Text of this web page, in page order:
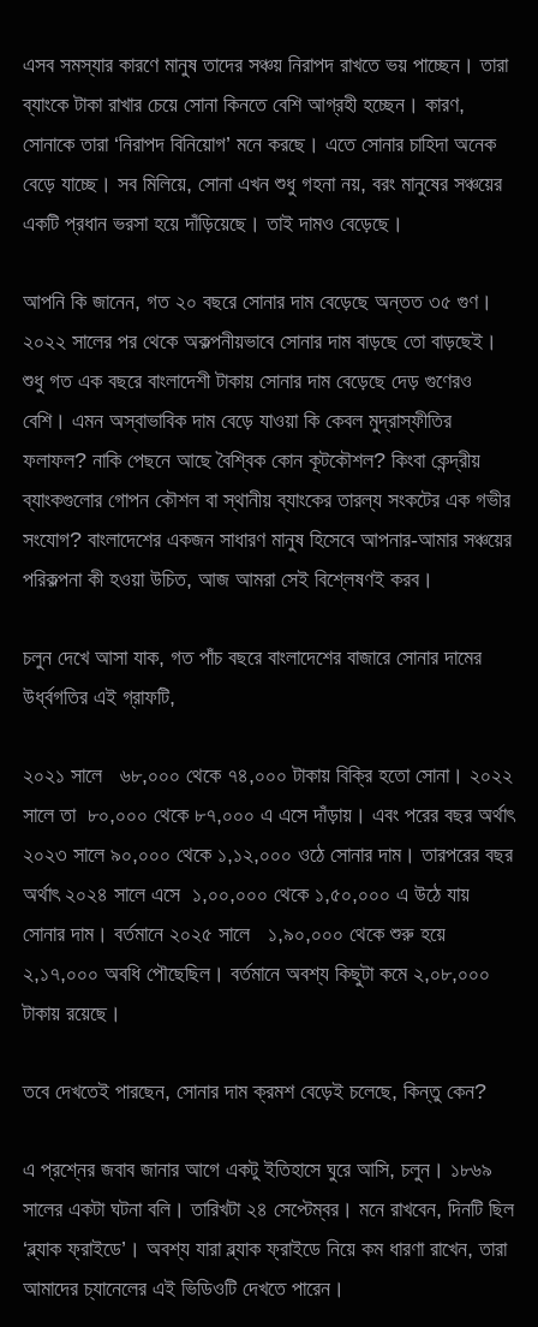
এসব সমস্যার কারণে মানুষ তাদের সঞ্চয় নিরাপদ রাখতে ভয় পাচ্ছেন। তারা
ব্যাংকে টাকা রাখার চেয়ে সোনা কিনতে বেশি আগ্রহী হচ্ছেন। কারণ,
সোনাকে তারা ‘নিরাপদ বিনিয়োগ’ মনে করছে। এতে সোনার চাহিদা অনেক
বেড়ে যাচ্ছে। সব মিলিয়ে, সোনা এখন শুধু গহনা নয়, বরং মানুষের সঞ্চয়ের
একটি প্রধান ভরসা হয়ে দাঁড়িয়েছে। তাই দামও বেড়েছে।
আপনি কি জানেন, গত ২০ বছরে সোনার দাম বেড়েছে অন্তত ৩৫ গুণ।
২০২২ সালের পর থেকে অকল্পনীয়ভাবে সোনার দাম বাড়ছে তো বাড়ছেই।
শুধু গত এক বছরে বাংলাদেশী টাকায় সোনার দাম বেড়েছে দেড় গুণেরও
বেশি। এমন অস্বাভাবিক দাম বেড়ে যাওয়া কি কেবল মুদ্রাস্ফীতির
ফলাফল? নাকি পেছনে আছে বৈশ্বিক কোন কূটকৌশল? কিংবা কেন্দ্রীয়
ব্যাংকগুলোর গোপন কৌশল বা স্থানীয় ব্যাংকের তারল্য সংকটের এক গভীর
সংযোগ? বাংলাদেশের একজন সাধারণ মানুষ হিসেবে আপনার-আমার সঞ্চয়ের
পরিকল্পনা কী হওয়া উচিত, আজ আমরা সেই বিশ্লেষণই করব।
চলুন দেখে আসা যাক, গত পাঁচ বছরে বাংলাদেশের বাজারে সোনার দামের
উর্ধ্বগতির এই গ্রাফটি,
২০২১ সালে ৬৮,০০০ থেকে ৭৪,০০০ টাকায় বিক্রি হতো সোনা। ২০২২
সালে তা ৮০,০০০ থেকে ৮৭,০০০ এ এসে দাঁড়ায়। এবং পরের বছর অর্থাৎ
২০২৩ সালে ৯০,০০০ থেকে ১,১২,০০০ ওঠে সোনার দাম। তারপরের বছর
অর্থাৎ ২০২৪ সালে এসে ১,০০,০০০ থেকে ১,৫০,০০০ এ উঠে যায়
সোনার দাম। বর্তমানে ২০২৫ সালে ১,৯০,০০০ থেকে শুরু হয়ে
২,১৭,০০০ অবধি পৌছেছিল। বর্তমানে অবশ্য কিছুটা কমে ২,০৮,০০০
টাকায় রয়েছে।
তবে দেখতেই পারছেন, সোনার দাম ক্রমশ বেড়েই চলেছে, কিন্তু কেন?
এ প্রশ্নের জবাব জানার আগে একটু ইতিহাসে ঘুরে আসি, চলুন। ১৮৬৯
সালের একটা ঘটনা বলি। তারিখটা ২৪ সেপ্টেম্বর। মনে রাখবেন, দিনটি ছিল
‘ব্ল্যাক ফ্রাইডে’। অবশ্য যারা ব্ল্যাক ফ্রাইডে নিয়ে কম ধারণা রাখেন, তারা
আমাদের চ্যানেলের এই ভিডিওটি দেখতে পারেন।